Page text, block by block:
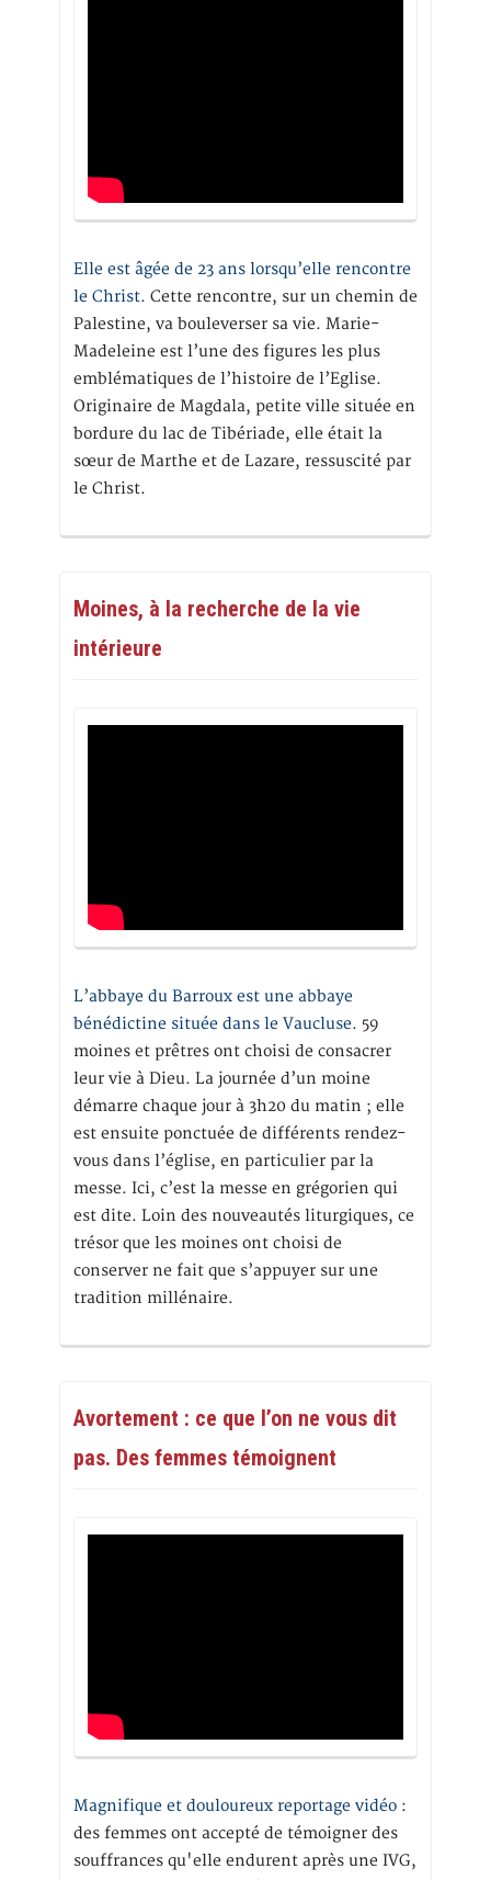
Elle est âgée de 23 ans lorsqu’elle rencontre
le Christ. Cette rencontre, sur un chemin de
Palestine, va bouleverser sa vie. Marie-
Madeleine est l’une des figures les plus
emblématiques de l’histoire de l’Eglise.
Originaire de Magdala, petite ville située en
bordure du lac de Tibériade, elle était la
sœur de Marthe et de Lazare, ressuscité par
le Christ.
Moines, à la recherche de la vie
intérieure
L’abbaye du Barroux est une abbaye
bénédictine située dans le Vaucluse. 59
moines et prêtres ont choisi de consacrer
leur vie à Dieu. La journée d’un moine
démarre chaque jour à 3h20 du matin ; elle
est ensuite ponctuée de différents rendez-
vous dans l’église, en particulier par la
messe. Ici, c’est la messe en grégorien qui
est dite. Loin des nouveautés liturgiques, ce
trésor que les moines ont choisi de
conserver ne fait que s’appuyer sur une
tradition millénaire.
Avortement : ce que l’on ne vous dit
pas. Des femmes témoignent
Magnifique et douloureux reportage vidéo :
des femmes ont accepté de témoigner des
souffrances qu'elle endurent après une IVG,